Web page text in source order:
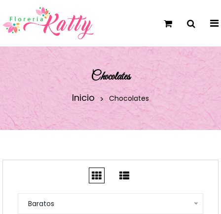
Chocolates
Inicio Chocolates
Baratos